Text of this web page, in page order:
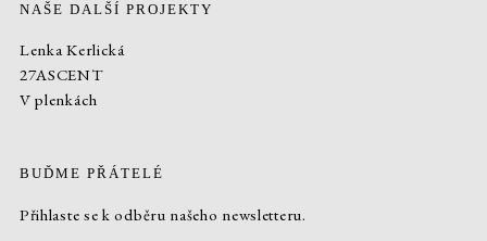
NAŠE DALŠÍ PROJEKTY
Lenka Kerlická
27ASCENT
V plenkách
BUĎME PŘÁTELÉ
Přihlaste se k odběru našeho newsletteru.